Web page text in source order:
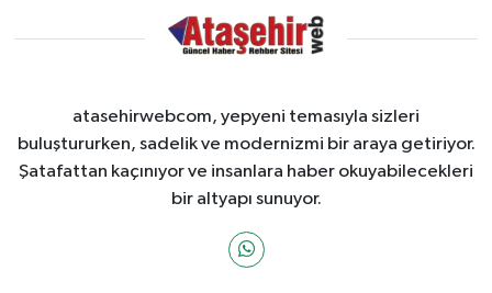
atasehirwebcom, yepyeni temasıyla sizleri
buluştururken, sadelik ve modernizmi bir araya getiriyor.
Şatafattan kaçınıyor ve insanlara haber okuyabilecekleri
bir altyapı sunuyor.